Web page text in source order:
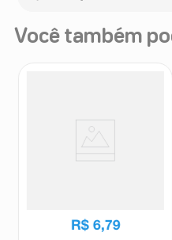
Você também
R$ 6,79